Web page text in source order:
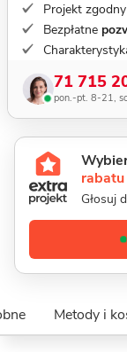
Projekt
Bezpłatne
71 715
pon.-pt. 8-21,
rabatu
Głosuj
Metody i